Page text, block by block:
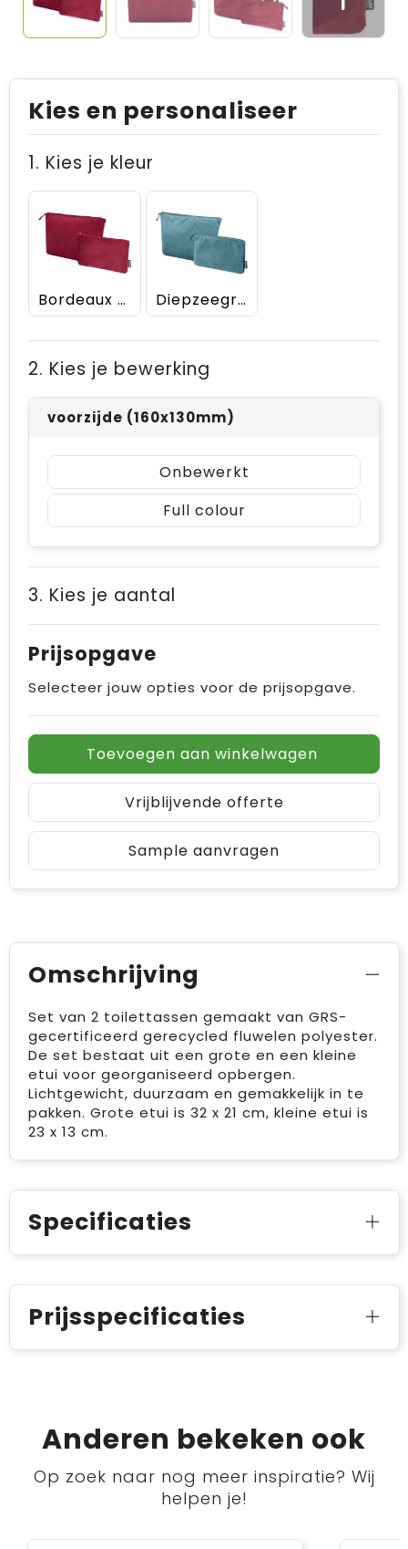
Kies en personaliseer
1. Kies je kleur
Bordeaux rood Diepzeegroen
2. Kies je bewerking
voorzijde (160x130mm)
Onbewerkt
Full colour
3. Kies je aantal
Prijsopgave
Selecteer jouw opties voor de prijsopgave.
Toevoegen aan winkelwagen
Vrijblijvende offerte
Sample aanvragen
Omschrijving
Set van 2 toilettassen gemaakt van GRS-
gecertificeerd gerecycled fluwelen polyester.
De set bestaat uit een grote en een kleine
etui voor georganiseerd opbergen.
Lichtgewicht, duurzaam en gemakkelijk in te
pakken. Grote etui is 32 x 21 cm, kleine etui is
23 x 13 cm.
Specificaties
Prijsspecificaties
Anderen bekeken ook
Op zoek naar nog meer inspiratie? Wij
helpen je!